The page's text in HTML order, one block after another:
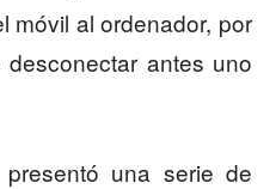
móvil al ordenador, por
antes uno
una serie de